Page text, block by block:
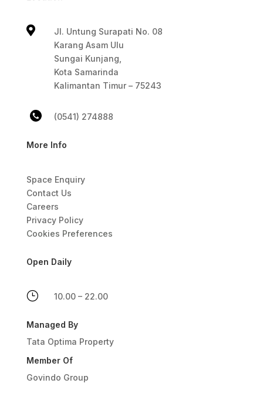

Jl. Untung Surapati No. 08
Karang Asam Ulu
Sungai Kunjang,
Kota Samarinda
Kalimantan Timur – 75243
(0541) 274888
More Info
Space Enquiry
Contact Us
Careers
Privacy Policy
Cookies Preferences
Open Daily
} 10.00 – 22.00
Managed By
Tata Optima Property
Member Of
Govindo Group